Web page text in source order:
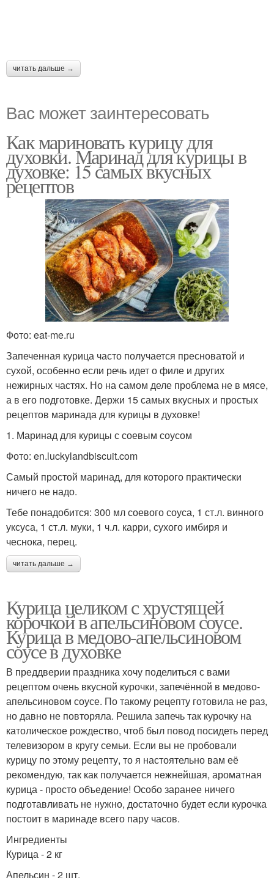
читать дальше →
Вас может заинтересовать
Как мариновать курицу для
духовки. Маринад для курицы в
духовке: 15 самых вкусных
рецептов
Фото: eat-me.ru
Запеченная курица часто получается пресноватой и
сухой, особенно если речь идет о филе и других
нежирных частях. Но на самом деле проблема не в мясе,
а в его подготовке. Держи 15 самых вкусных и простых
рецептов маринада для курицы в духовке!
1. Маринад для курицы с соевым соусом
Фото: en.luckylandbiscuit.com
Самый простой маринад, для которого практически
ничего не надо.
Тебе понадобится: 300 мл соевого соуса, 1 ст.л. винного
уксуса, 1 ст.л. муки, 1 ч.л. карри, сухого имбиря и
чеснока, перец.
читать дальше →
Курица целиком с хрустящей
корочкой в апельсиновом соусе.
Курица в медово-апельсиновом
соусе в духовке
В преддверии праздника хочу поделиться с вами
рецептом очень вкусной курочки, запечённой в медово-
апельсиновом соусе. По такому рецепту готовила не раз,
но давно не повторяла. Решила запечь так курочку на
католическое рождество, чтоб был повод посидеть перед
телевизором в кругу семьи. Если вы не пробовали
курицу по этому рецепту, то я настоятельно вам её
рекомендую, так как получается нежнейшая, ароматная
курица - просто объедение! Особо заранее ничего
подготавливать не нужно, достаточно будет если курочка
постоит в маринаде всего пару часов.
Ингредиенты
Курица - 2 кг
Апельсин - 2 шт.